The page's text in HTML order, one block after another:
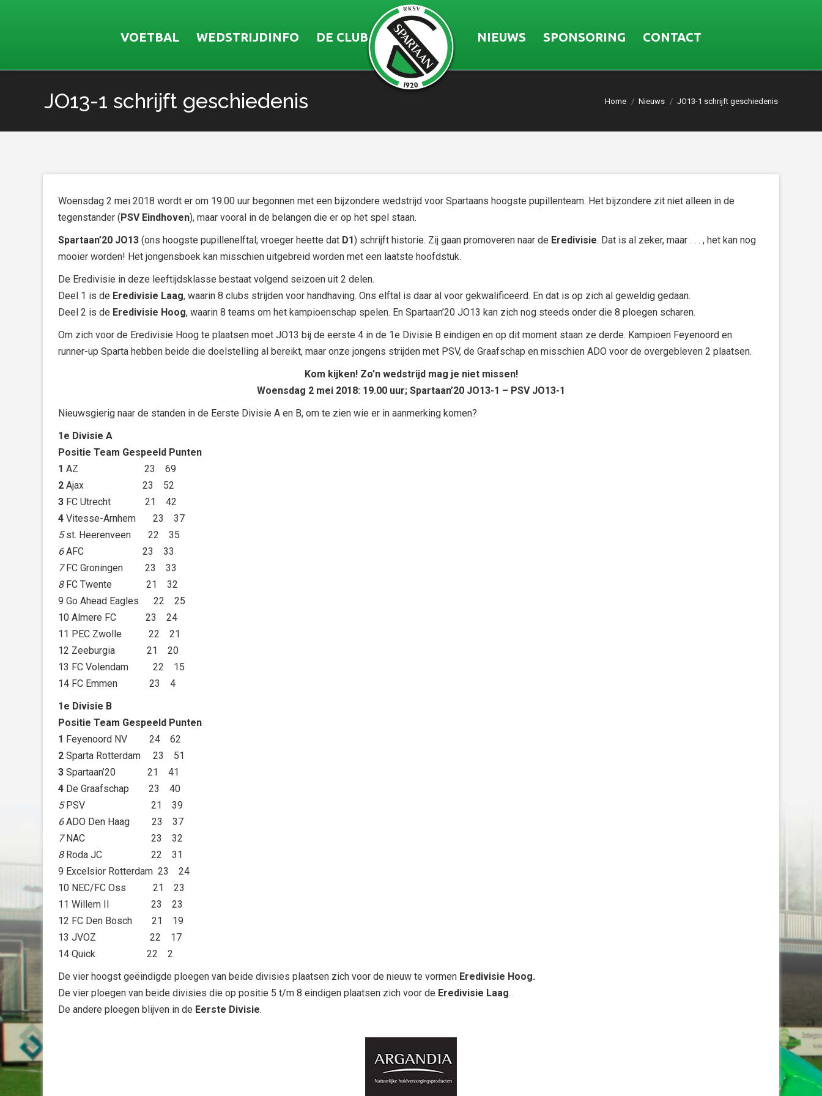
VOETBAL WEDSTRIJDINFO DE CLUB NIEUWS SPONSORING CONTACT
JO13-1 schrijft geschiedenis
Je bent hier: Home Nieuws JO13-1 schrijft geschiedenis
Woensdag 2 mei 2018 wordt er om 19.00 uur begonnen met een bijzondere wedstrijd voor Spartaans hoogste pupillenteam. Het bijzondere zit niet alleen in de
tegenstander (PSV Eindhoven), maar vooral in de belangen die er op het spel staan.
Spartaan’20 JO13 (ons hoogste pupillenelftal; vroeger heette dat D1) schrijft historie. Zij gaan promoveren naar de Eredivisie. Dat is al zeker, maar . . . , het kan nog
mooier worden! Het jongensboek kan misschien uitgebreid worden met een laatste hoofdstuk.
De Eredivisie in deze leeftijdsklasse bestaat volgend seizoen uit 2 delen.
Deel 1 is de Eredivisie Laag, waarin 8 clubs strijden voor handhaving. Ons elftal is daar al voor gekwalificeerd. En dat is op zich al geweldig gedaan.
Deel 2 is de Eredivisie Hoog, waarin 8 teams om het kampioenschap spelen. En Spartaan’20 JO13 kan zich nog steeds onder die 8 ploegen scharen.
Om zich voor de Eredivisie Hoog te plaatsen moet JO13 bij de eerste 4 in de 1e Divisie B eindigen en op dit moment staan ze derde. Kampioen Feyenoord en
runner-up Sparta hebben beide die doelstelling al bereikt, maar onze jongens strijden met PSV, de Graafschap en misschien ADO voor de overgebleven 2 plaatsen.
Kom kijken! Zo’n wedstrijd mag je niet missen!
Woensdag 2 mei 2018: 19.00 uur; Spartaan’20 JO13-1 – PSV JO13-1
Nieuwsgierig naar de standen in de Eerste Divisie A en B, om te zien wie er in aanmerking komen?
1e Divisie A
Positie Team Gespeeld Punten
1 AZ 23 69
2 Ajax 23 52
3 FC Utrecht 21 42
4 Vitesse-Arnhem 23 37
5st. Heerenveen 22 35
6AFC 23 33
7FC Groningen 23 33
8FC Twente 21 32
9 Go Ahead Eagles 22 25
10 Almere FC 23 24
11 PEC Zwolle 22 21
12 Zeeburgia 21 20
13 FC Volendam 22 15
14 FC Emmen 23 4
1e Divisie B
Positie Team Gespeeld Punten
1 Feyenoord NV 24 62
2 Sparta Rotterdam 23 51
3 Spartaan’20 21 41
4 De Graafschap 23 40
5PSV 21 39
6ADO Den Haag 23 37
7NAC 23 32
8Roda JC 22 31
9 Excelsior Rotterdam 23 24
10 NEC/FC Oss 21 23
11 Willem II 23 23
12 FC Den Bosch 21 19
13 JVOZ 22 17
14 Quick 22 2
De vier hoogst geëindigde ploegen van beide divisies plaatsen zich voor de nieuw te vormen Eredivisie Hoog.
De vier ploegen van beide divisies die op positie 5 t/m 8 eindigen plaatsen zich voor de Eredivisie Laag.
De andere ploegen blijven in de Eerste Divisie.